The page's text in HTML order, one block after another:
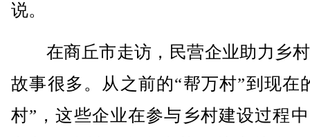
说。
在商丘市走访，民营企业助力乡
故事很多。从之前的“帮万村”到现在
村”，这些企业在参与乡村建设过程